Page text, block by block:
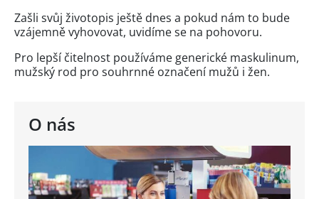
O nás
Zašli svůj životopis ještě dnes a pokud nám to bude
vzájemně vyhovovat, uvidíme se na pohovoru.
Pro lepší čitelnost používáme generické maskulinum,
mužský rod pro souhrnné označení mužů i žen.